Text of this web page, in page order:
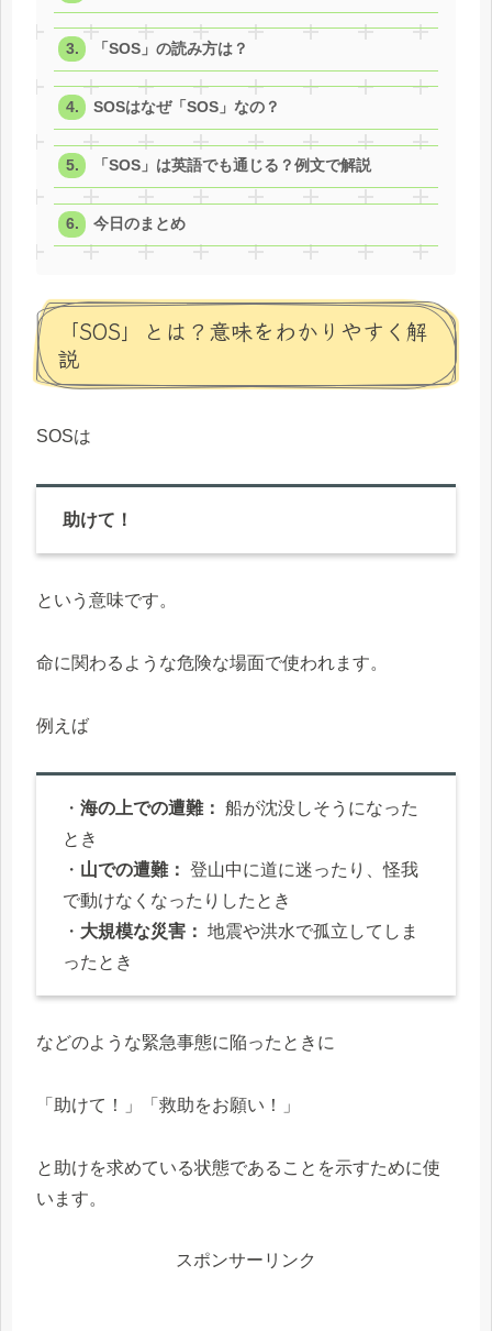
「SOS」の読み方は？
SOSはなぜ「SOS」なの？
「SOS」は英語でも通じる？例文で解説
今日のまとめ
「SOS」とは？意味をわかりやすく解
説
SOSは
助けて！
という意味です。
命に関わるような危険な場面で使われます。
例えば
・ 海の上での遭難： 船が沈没しそうになった
とき
・ 山での遭難： 登山中に道に迷ったり、怪我
で動けなくなったりしたとき
・ 大規模な災害： 地震や洪水で孤立してしま
ったとき
などのような緊急事態に陥ったときに
「助けて！」「救助をお願い！」
と助けを求めている状態であることを示すために使
います。
スポンサーリンク